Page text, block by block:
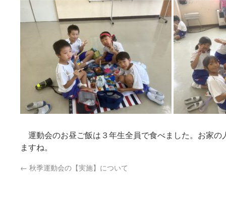
運動会のお昼ご飯は３年生全員で食べました。お家の
ますね。
← 秋季運動会の【実施】について